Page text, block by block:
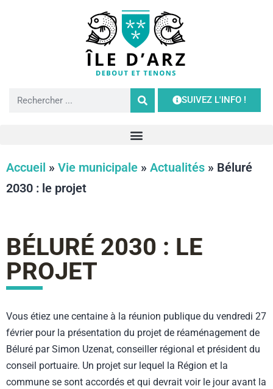
SUIVEZ L'INFO !
Accueil » Vie municipale » Actualités » Béluré
2030 : le projet
BÉLURÉ 2030 : LE
PROJET
Vous étiez une centaine à la réunion publique du vendredi 27
février pour la présentation du projet de réaménagement de
Béluré par Simon Uzenat, conseiller régional et président du
conseil portuaire. Un projet sur lequel la Région et la
commune se sont accordés et qui devrait voir le jour avant la